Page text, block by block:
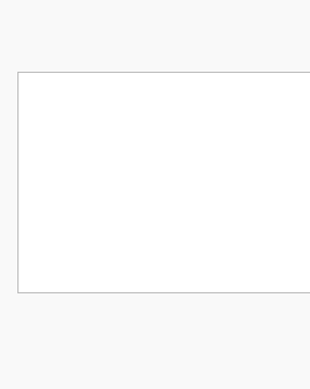
Görüş ve önerileriniz için teşekkür ederiz.